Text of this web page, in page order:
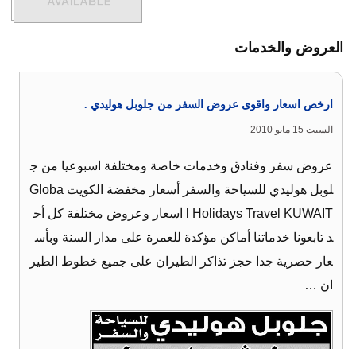
العروض والخدمات
ارخص اسعار واقوى عروض السفر من جلوبل هوليدي .
السبت 15 مايو 2010
عروض سفر وفنادق وخدمات خاصة ومختلفة اسبوعيا من ج
لوبل هوليدي للسياحة والسفر أسعار مخفضة الكويت Globa
l Holidays Travel KUWAIT اسعار وعروض مختلفة كل أح
د تابعونا خدماتنا أماكن مؤكدة للعمرة على مدار السنة وبأس
عار حصرية جدا حجز تذاكر الطيران على جميع خطوط الطير
ان …